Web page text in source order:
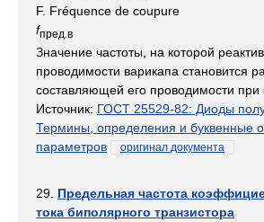
F. Fréquence de coupure
fпред в
Значение частоты, на которой
проводимости варикапа становится
составляющей его проводимости при
Источник: ГОСТ 25529-82: Диоды
Термины, определения и буквенные
параметров
оригинал документа
29. Предельная частота
тока биполярного транзистора